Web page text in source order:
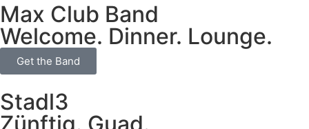
Max Club Band
Welcome. Dinner. Lounge.
Get the Band
Stadl3